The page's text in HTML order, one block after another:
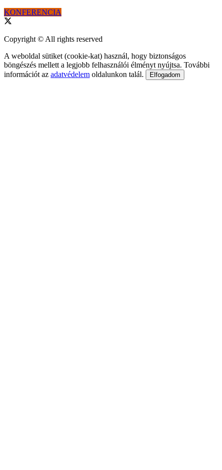
KONFERENCIA
Copyright © All rights reserved
A weboldal sütiket (cookie-kat) használ, hogy biztonságos
böngészés mellett a legjobb felhasználói élményt nyújtsa. További
információt az adatvédelem oldalunkon talál. Elfogadom